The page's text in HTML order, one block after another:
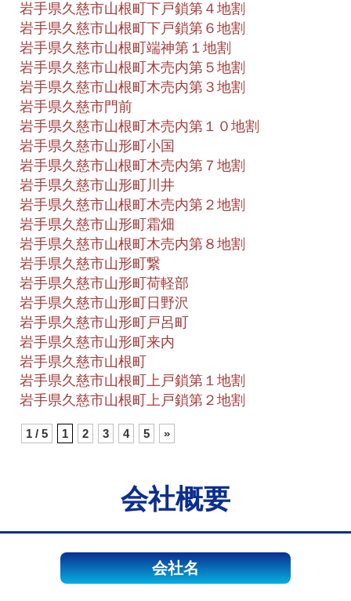
岩手県久慈市山根町下戸鎖第４地割
岩手県久慈市山根町下戸鎖第６地割
岩手県久慈市山根町端神第１地割
岩手県久慈市山根町木売内第５地割
岩手県久慈市山根町木売内第３地割
岩手県久慈市門前
岩手県久慈市山根町木売内第１０地割
岩手県久慈市山形町小国
岩手県久慈市山根町木売内第７地割
岩手県久慈市山形町川井
岩手県久慈市山根町木売内第２地割
岩手県久慈市山形町霜畑
岩手県久慈市山根町木売内第８地割
岩手県久慈市山形町繋
岩手県久慈市山形町荷軽部
岩手県久慈市山形町日野沢
岩手県久慈市山形町戸呂町
岩手県久慈市山形町来内
岩手県久慈市山根町
岩手県久慈市山根町上戸鎖第１地割
岩手県久慈市山根町上戸鎖第２地割
1 / 5 1 2 3 4 5 »
会社概要
会社名